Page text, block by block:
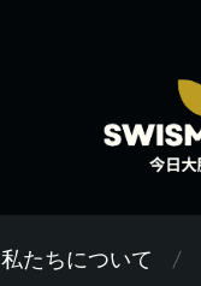
私たちについて